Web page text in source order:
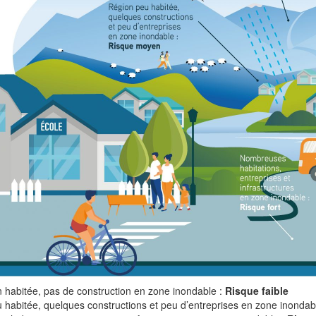
habitée, pas de construction en zone inondable : Risque faible
habitée, quelques constructions et peu d’entreprises en zone